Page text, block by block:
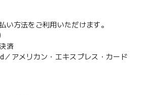
い方法をご利用いただけます。
済
アメリカン・エキスプレス・カード